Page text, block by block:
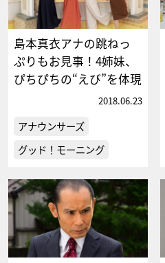
島本真衣アナの跳ねっ
ぷりもお見事！4姉妹、
ぴちぴちの“えび”を体現
2018.06.23
アナウンサーズ
グッド！モーニング